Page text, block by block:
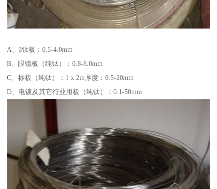
A、β钛板：0.5-4.0mm
B、眼镜板（纯钛）：0.8-8.0mm
C、标板（纯钛）：1 x 2m厚度：0.5-20mm
D、电镀及其它行业用板（纯钛）：0.1-50mm